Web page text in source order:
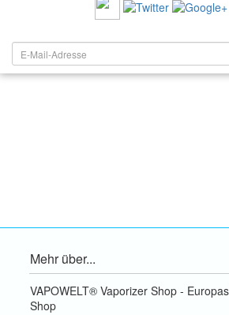
Mehr über...
VAPOWELT® Vaporizer Shop -
Shop